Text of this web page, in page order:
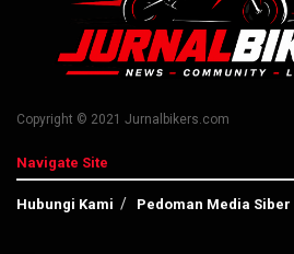
Copyright © 2021 Jurnalbikers.com
Navigate Site
Hubungi Kami Pedoman Media Siber